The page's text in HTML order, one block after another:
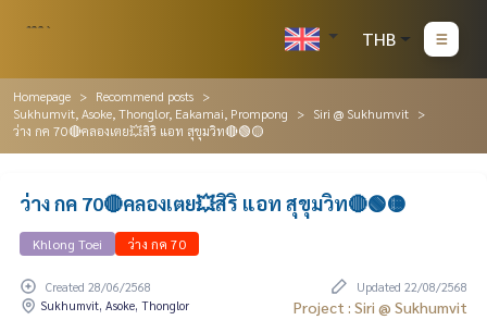
THB
Homepage
Recommend posts
Sukhumvit, Asoke, Thonglor, Eakamai, Prompong
Siri @ Sukhumvit
ว่าง กค 70🔴คลองเตย💥สิริ แอท สุขุมวิท🔴🟢🟡
ว่าง กค 70🔴คลองเตย💥สิริ แอท สุขุมวิท🔴🟢🟡
Khlong Toei ว่าง กค 70
Created 28/06/2568
Updated 22/08/2568
Sukhumvit, Asoke, Thonglor
Project : Siri @ Sukhumvit